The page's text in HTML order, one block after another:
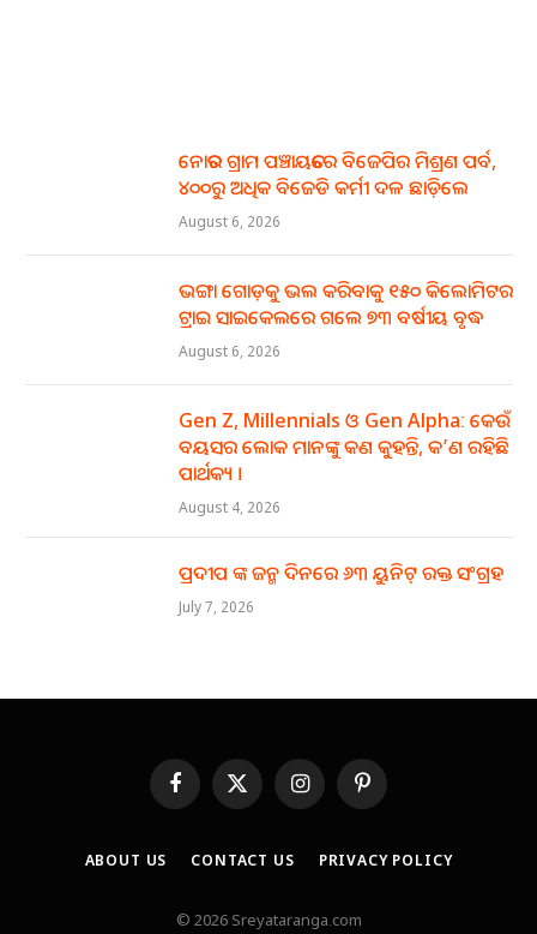
ନୋତର ଗ୍ରାମ ପଞ୍ଚାୟତରେ ବିଜେପିର ମିଶ୍ରଣ ପର୍ବ,
୪୦୦ରୁ ଅଧିକ ବିଜେଡି କର୍ମୀ ଦଳ ଛାଡ଼ିଲେ
August 6, 2026
ଭଙ୍ଗା ଗୋଡ଼କୁ ଭଲ କରିବାକୁ ୧୫୦ କିଲୋମିଟର
ଟ୍ରାଇ ସାଇକେଲରେ ଗଲେ ୭୩ ବର୍ଷୀୟ ବୃଦ୍ଧ
August 6, 2026
Gen Z, Millennials ଓ Gen Alpha: କେଉଁ
ବୟସର ଲୋକ ମାନଙ୍କୁ କଣ କୁହନ୍ତି, କ’ଣ ରହିଛି
ପାର୍ଥକ୍ୟ ।
August 4, 2026
ପ୍ରଦୀପ ଙ୍କ ଜନ୍ମ ଦିନରେ ୬୩ ୟୁନିଟ୍ ରକ୍ତ ସଂଗ୍ରହ
July 7, 2026
FacebookX
(Twitter)
InstagramPinterest
ABOUT US CONTACT US PRIVACY POLICY
© 2026 Sreyataranga.com